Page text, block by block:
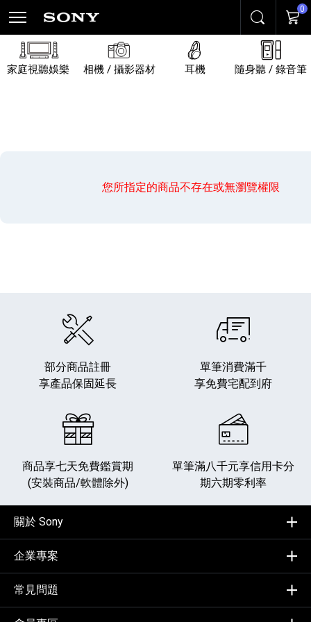
搜尋 購物
0
家庭視聽娛樂 相機 / 攝影器材 耳機 隨身聽 / 錄音筆
您所指定的商品不存在或無瀏覽權限
部分商品註冊
享產品保固延長
單筆消費滿千
享免費宅配到府
商品享七天免費鑑賞期
(安裝商品/軟體除外)
單筆滿八千元享信用卡分
期六期零利率
關於 Sony
企業專案
常見問題